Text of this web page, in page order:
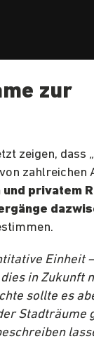
zur
zeigen, dass
zahlreichen
privatem
Einheit
in Zukunft
sollte es
Stadträume